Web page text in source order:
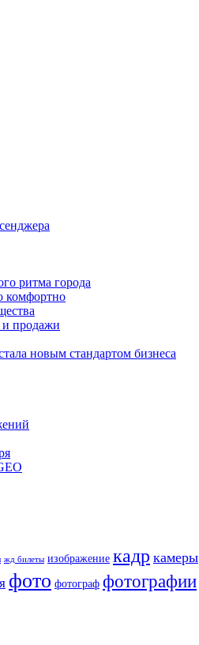
ритма города
комфортно
и продажи
новым стандартом бизнеса
жд билеты изображение кадр камеры
фото фотограф фотографии